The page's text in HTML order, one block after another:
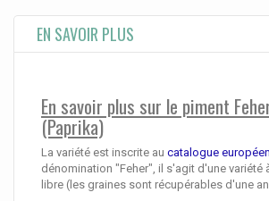
EN SAVOIR PLUS
En savoir plus sur le piment
(Paprika)
La variété est inscrite au catalogue
dénomination "Feher", il s'agit d'une variété
libre (les graines sont récupérables d'une